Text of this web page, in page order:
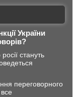
України
стануть
переговорного